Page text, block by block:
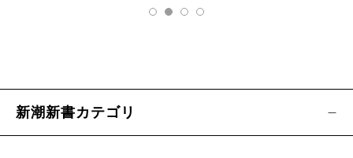
新潮新書カテゴリ